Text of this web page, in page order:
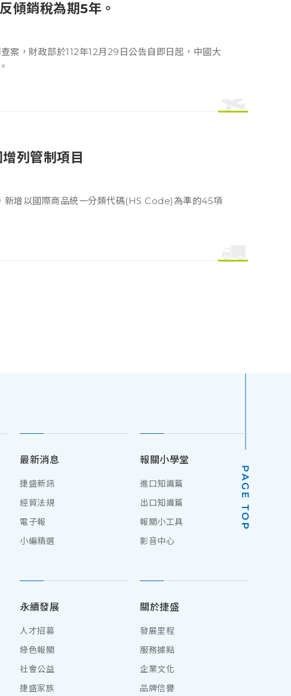
傾銷稅為期5年。
案，財政部於112年12月29日公告自即日起，中國大
列管制項目
新增以國際商品統一分類代碼(HS Code)為準的45項
最新消息
捷盛新訊
經貿法規
電子報
小編精選
報關小學堂
進口知識篇
出口知識篇
報關小工具
影音中心
永續發展
人才招募
綠色報關
社會公益
捷盛家族
關於捷盛
發展里程
服務據點
企業文化
品牌信譽